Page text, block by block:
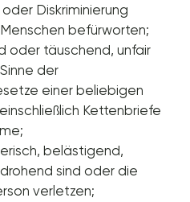
Diskriminierung
befürworten;
oder täuschend, unfair
der
einer beliebigen
Kettenbriefe
belästigend,
sind oder die
verletzen;